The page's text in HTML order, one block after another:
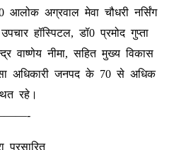
आलोक अग्रवाल मेवा चौधरी नर्सिंग
हॉस्पिटल, डॉ0 प्रमोद गुप्ता
वाष्णेय नीमा, सहित मुख्य विकास
अधिकारी जनपद के 70 से अधिक
रहे।
प्रसारित